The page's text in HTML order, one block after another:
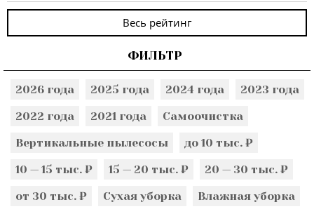
Весь рейтинг
ФИЛЬТР
2026 года 2025 года 2024 года
2023 года
2022 года
2021 года
Самоочистка
Вертикальные пылесосы
до 10 тыс. ₽
10 — 15 тыс. ₽
15 — 20 тыс. ₽
20 — 30 тыс. ₽
от 30 тыс. ₽
Сухая уборка
Влажная уборка